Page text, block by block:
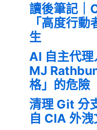
讀後筆記｜
「高度行
生
AI 自主代
MJ
格」的危險
清理 Git 分
自 CIA 外